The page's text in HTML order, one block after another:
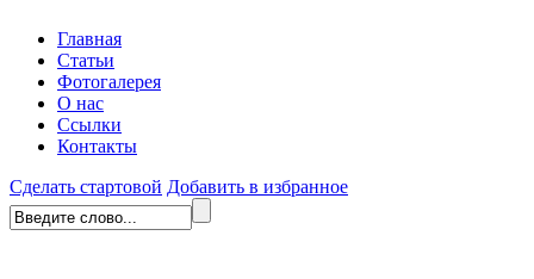
Главная
Статьи
Фотогалерея
О нас
Ссылки
Контакты
Сделать стартовой Добавить в избранное